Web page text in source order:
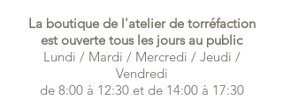
La boutique de l'atelier de torréfaction
est ouverte tous les jours au public
Lundi / Mardi / Mercredi / Jeudi /
Vendredi
de 8:00 à 12:30 et de 14:00 à 17:30